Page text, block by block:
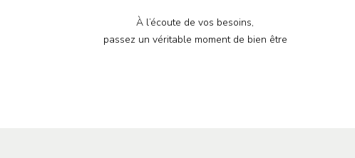
À l’écoute de vos besoins,
passez un véritable moment de bien être